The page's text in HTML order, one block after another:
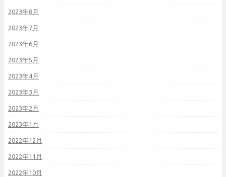
2023年8月
2023年7月
2023年6月
2023年5月
2023年4月
2023年3月
2023年2月
2023年1月
2022年12月
2022年11月
2022年10月